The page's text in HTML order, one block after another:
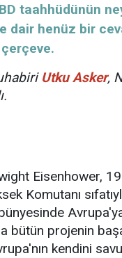
taahhüdünün
dair henüz bir
Utku Asker,
Eisenhower,
Komutanı
projenin
kendini